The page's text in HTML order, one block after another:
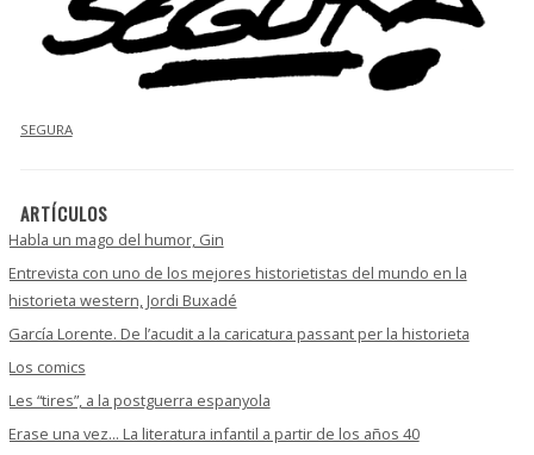
SEGURA
ARTÍCULOS
Habla un mago del humor, Gin
Entrevista con uno de los mejores historietistas del mundo en la
historieta western, Jordi Buxadé
García Lorente. De l’acudit a la caricatura passant per la historieta
Los comics
Les “tires”, a la postguerra espanyola
Erase una vez... La literatura infantil a partir de los años 40